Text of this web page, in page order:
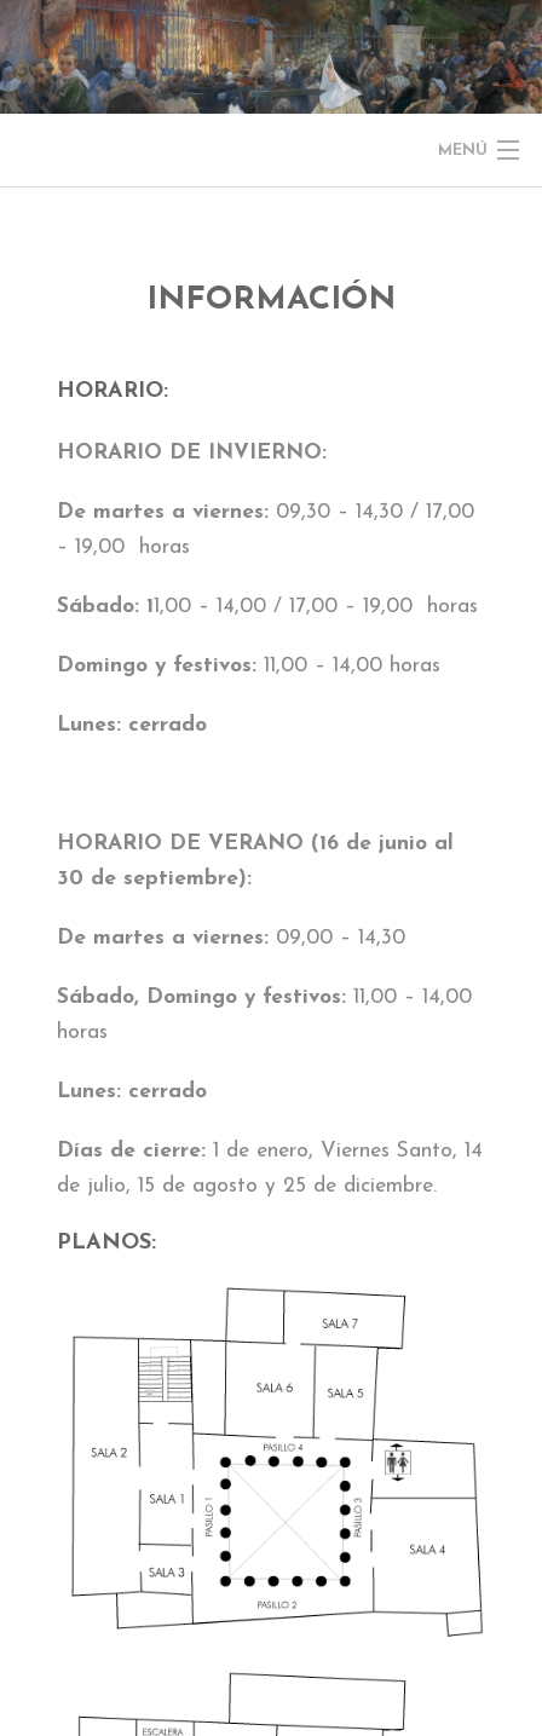
Saltar
contenido
MENÚ
J. GARNELO
PUBLICACIONES
INFORMACIÓN
INFORMACIÓN
HORARIO:
HORARIO DE INVIERNO:
De martes a viernes: 09,30 – 14,30 / 17,00
– 19,00 horas
Sábado: 1 1,00 – 14,00 / 17,00 – 19,00 horas
Domingo y festivos: 11,00 – 14,00 horas
Lunes: cerrado
HORARIO DE VERANO (16 de junio al
30 de septiembre):
De martes a viernes: 09,00 – 14,30
Sábado, Domingo y festivos: 11,00 – 14,00
horas
Lunes: cerrado
Días de cierre: 1 de enero, Viernes Santo, 14
de julio, 15 de agosto y 25 de diciembre.
PLANOS: